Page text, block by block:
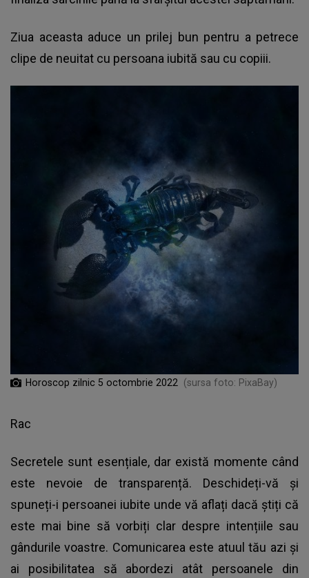
Ziua aceasta aduce un prilej bun pentru a petrece
clipe de neuitat cu persoana iubită sau cu copiii.
Horoscop zilnic 5 octombrie 2022 (sursa foto: PixaBay)
Rac
Secretele sunt esențiale, dar există momente când
este nevoie de transparență. Deschideți-vă și
spuneți-i persoanei iubite unde vă aflați dacă știți că
este mai bine să vorbiți clar despre intențiile sau
gândurile voastre. Comunicarea este atuul tău azi și
ai posibilitatea să abordezi atât persoanele din